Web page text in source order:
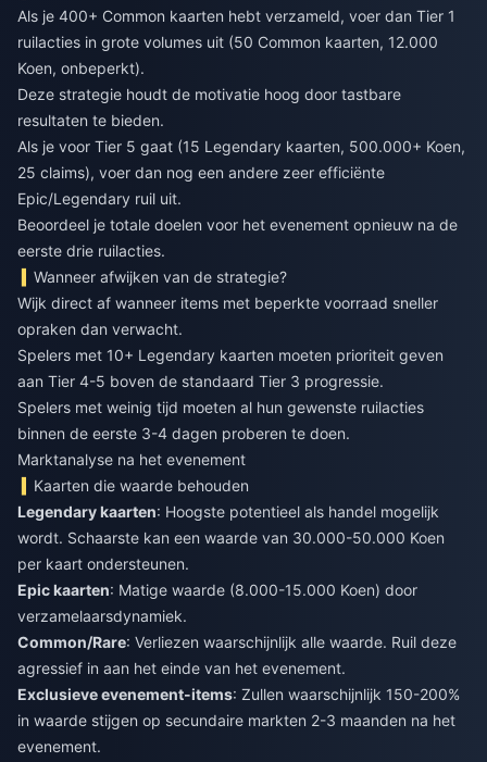
Als je 400+ Common kaarten hebt verzameld, voer dan Tier 1
ruilacties in grote volumes uit (50 Common kaarten, 12.000
Koen, onbeperkt).
Deze strategie houdt de motivatie hoog door tastbare
resultaten te bieden.
Als je voor Tier 5 gaat (15 Legendary kaarten, 500.000+ Koen,
25 claims), voer dan nog een andere zeer efficiënte
Epic/Legendary ruil uit.
Beoordeel je totale doelen voor het evenement opnieuw na de
eerste drie ruilacties.
Wanneer afwijken van de strategie?
Wijk direct af wanneer items met beperkte voorraad sneller
opraken dan verwacht.
Spelers met 10+ Legendary kaarten moeten prioriteit geven
aan Tier 4-5 boven de standaard Tier 3 progressie.
Spelers met weinig tijd moeten al hun gewenste ruilacties
binnen de eerste 3-4 dagen proberen te doen.
Marktanalyse na het evenement
Kaarten die waarde behouden
Legendary kaarten: Hoogste potentieel als handel mogelijk
wordt. Schaarste kan een waarde van 30.000-50.000 Koen
per kaart ondersteunen.
Epic kaarten: Matige waarde (8.000-15.000 Koen) door
verzamelaarsdynamiek.
Common/Rare: Verliezen waarschijnlijk alle waarde. Ruil deze
agressief in aan het einde van het evenement.
Exclusieve evenement-items: Zullen waarschijnlijk 150-200%
in waarde stijgen op secundaire markten 2-3 maanden na het
evenement.